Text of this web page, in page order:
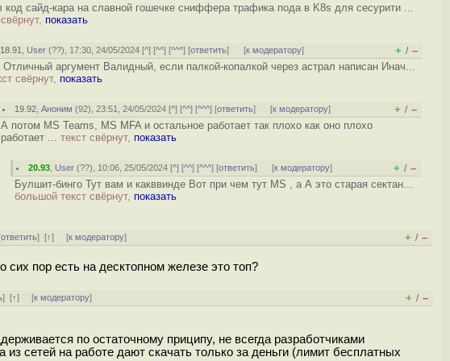
код сайд-кара на славной гошечке сниффера трафика пода в K8s для сесурити ...
показать
18.91 User (??), 17:30, 24/05/2024 [^] [^^] [^^^] [ответить] [к модератору] + / –
аргумент Валидный, если палкой-копалкой через астрал написан Инач...
свёрнут, показать
19.92 ,Аноним (92), 23:51, 24/05/2024 [^] [^^] [^^^] [ответить] [к модератору] + / –
А потом MS Teams, MS MFA и остальное работает так плохо как оно плохо
работает ... текст свёрнут, показать
20.93 User (??), 10:06, 25/05/2024 [^] [^^] [^^^] [ответить] [к модератору] + / –
Булшит-бинго Тут вам и какввинде Вот при чем тут MS , а А это старая сектан...
большой текст свёрнут, показать
ответить][↑] [к модератору] + / –
пор есть на десктопном железе это топ?
][↑] [к модератору] + / –
по остаточному приципу, не всегда разработчиками
из сетей на работе дают скачать только за деньги (лимит бесплатных